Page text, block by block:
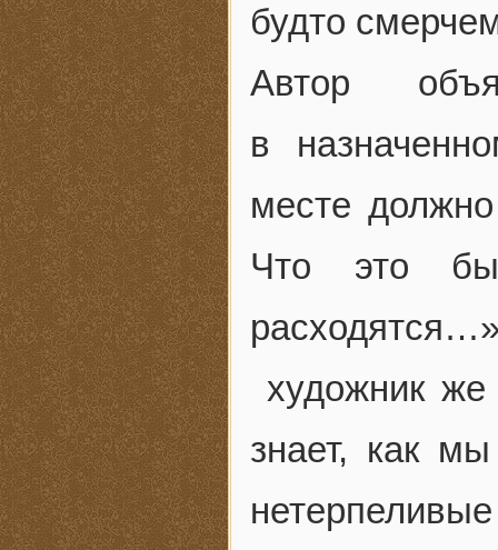
будто
Автор
в
месте
Что это
художник
знает, как